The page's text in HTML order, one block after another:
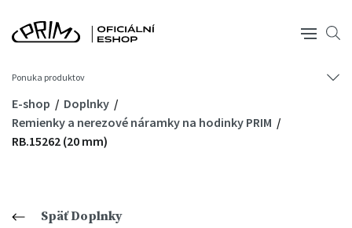
Ponuka produktov
E-shop
Doplnky
Remienky a nerezové náramky na hodinky PRIM
RB.15262 (20 mm)
Späť Doplnky